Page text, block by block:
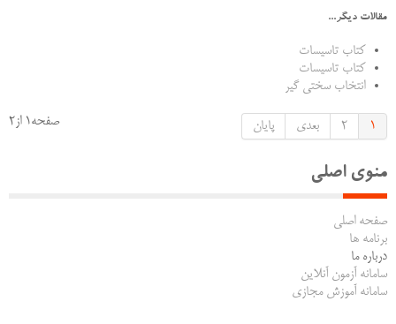
مقالات دیگر...
کتاب تاسیسات
کتاب تاسیسات
انتخاب سختی گیر
صفحه1 از2 1
2 بعدی پایان
منوی اصلی
صفحه اصلی
برنامه ها
درباره ما
سامانه آزمون آنلاین
سامانه آموزش مجازی